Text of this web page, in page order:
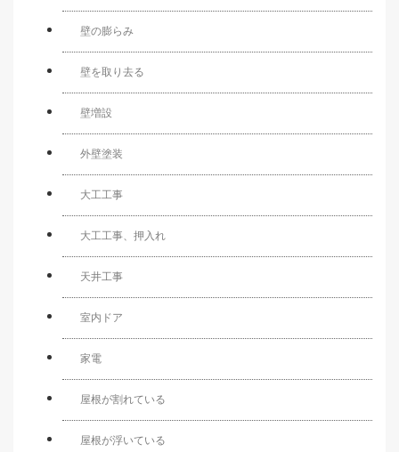
壁の膨らみ
壁を取り去る
壁増設
外壁塗装
大工工事
大工工事、押入れ
天井工事
室内ドア
家電
屋根が割れている
屋根が浮いている